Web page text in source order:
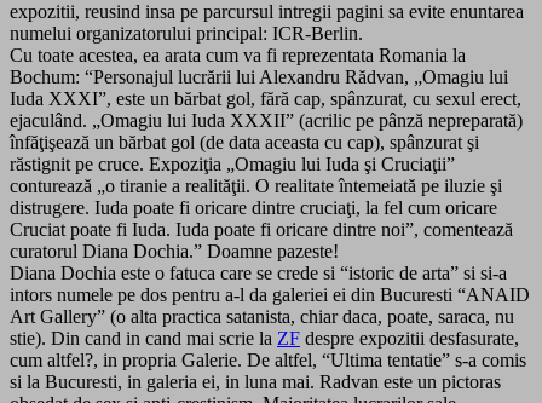
expozitii, reusind insa pe parcursul intregii pagini sa evite enuntarea
numelui organizatorului principal: ICR-Berlin.
Cu toate acestea, ea arata cum va fi reprezentata Romania la
Bochum: “Personajul lucrării lui Alexandru Rădvan, „Omagiu lui
Iuda XXXI”, este un bărbat gol, fără cap, spânzurat, cu sexul erect,
ejaculând. „Omagiu lui Iuda XXXII” (acrilic pe pânză nepreparată)
înfăţişează un bărbat gol (de data aceasta cu cap), spânzurat şi
răstignit pe cruce. Expoziţia „Omagiu lui Iuda şi Cruciaţii”
conturează „o tiranie a realităţii. O realitate întemeiată pe iluzie şi
distrugere. Iuda poate fi oricare dintre cruciaţi, la fel cum oricare
Cruciat poate fi Iuda. Iuda poate fi oricare dintre noi”, comentează
curatorul Diana Dochia.” Doamne pazeste!
Diana Dochia este o fatuca care se crede si “istoric de arta” si si-a
intors numele pe dos pentru a-l da galeriei ei din Bucuresti “ANAID
Art Gallery” (o alta practica satanista, chiar daca, poate, saraca, nu
stie). Din cand in cand mai scrie la ZF despre expozitii desfasurate,
cum altfel?, in propria Galerie. De altfel, “Ultima tentatie” s-a comis
si la Bucuresti, in galeria ei, in luna mai. Radvan este un pictoras